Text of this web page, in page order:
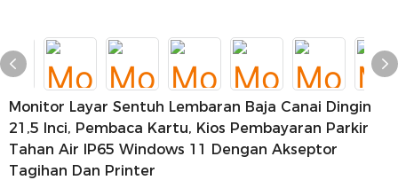
Monitor Layar Sentuh Lembaran Baja Canai Dingin
21,5 Inci, Pembaca Kartu, Kios Pembayaran Parkir
Tahan Air IP65 Windows 11 Dengan Akseptor
Tagihan Dan Printer